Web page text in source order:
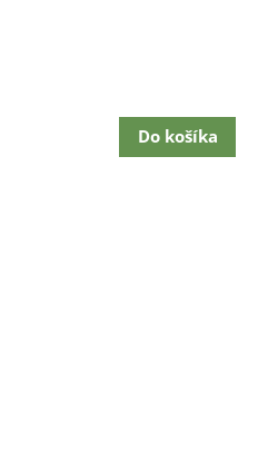
Do košíka